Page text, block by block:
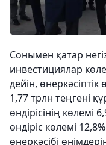
Сонымен қатар
инвестициялар
дейін, өнеркәсіптік
1,77 трлн теңгені
өндірісінің көлемі
өндіріс көлемі
өнеркәсібі